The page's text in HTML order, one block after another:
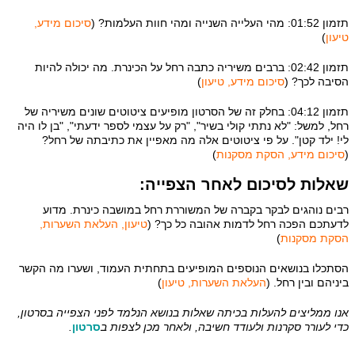
תזמון 01:52: מהי העלייה השנייה ומהי חוות העלמות? (
סיכום מידע,
טיעון)
תזמון 02:42: ברבים משיריה כתבה רחל על הכינרת. מה יכולה להיות
הסיבה לכך? (סיכום מידע, טיעון)
תזמון 04:12: בחלק זה של הסרטון מופיעים ציטוטים שונים משיריה של
רחל, למשל: "לא נתתי קולי בשיר", "רק על עצמי לספר ידעתי", "בן לו היה
לי! ילד קטן". על פי ציטוטים אלה מה מאפיין את כתיבתה של רחל?
(סיכום מידע, הסקת מסקנות)
שאלות לסיכום לאחר הצפייה:
רבים נוהגים לבקר בקברה של המשוררת רחל במושבה כינרת. מדוע
לדעתכם הפכה רחל לדמות אהובה כל כך? (טיעון, העלאת השערות,
הסקת מסקנות)
הסתכלו בנושאים הנוספים המופיעים בתחתית העמוד, ושערו מה הקשר
ביניהם ובין רחל. (העלאת השערות, טיעון)
אנו ממליצים להעלות בכיתה שאלות בנושא הנלמד לפני הצפייה בסרטון,
כדי לעורר סקרנות ולעודד חשיבה, ולאחר מכן לצפות בסרטון